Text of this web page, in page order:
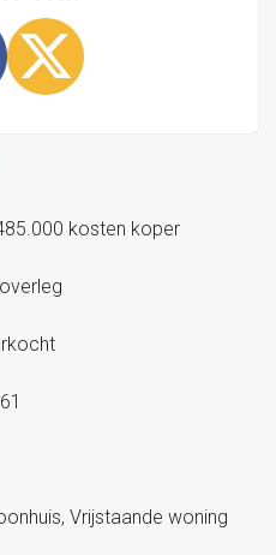
kosten koper
Vrijstaande woning